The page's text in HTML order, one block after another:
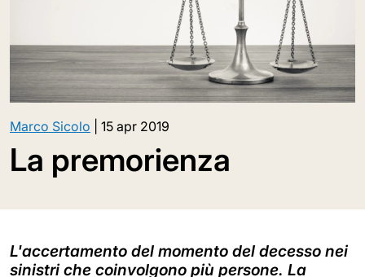
Marco Sicolo 15 apr 2019
La premorienza
L'accertamento del momento del decesso nei
sinistri che coinvolgono più persone. La